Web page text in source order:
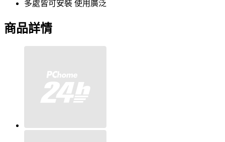
多處皆可安裝 使用廣泛
商品詳情